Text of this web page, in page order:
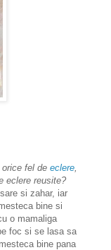
fel de eclere
eclere reusite?
si zahar, iar
bine si
o mamaliga
foc si se lasa sa
bine pana